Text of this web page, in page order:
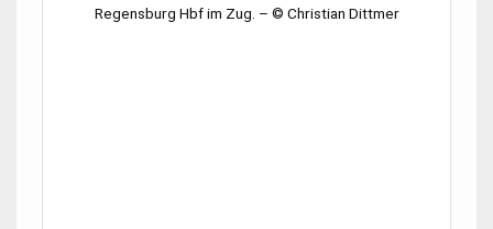
Regensburg Hbfim Zug. – © Christian Dittmer